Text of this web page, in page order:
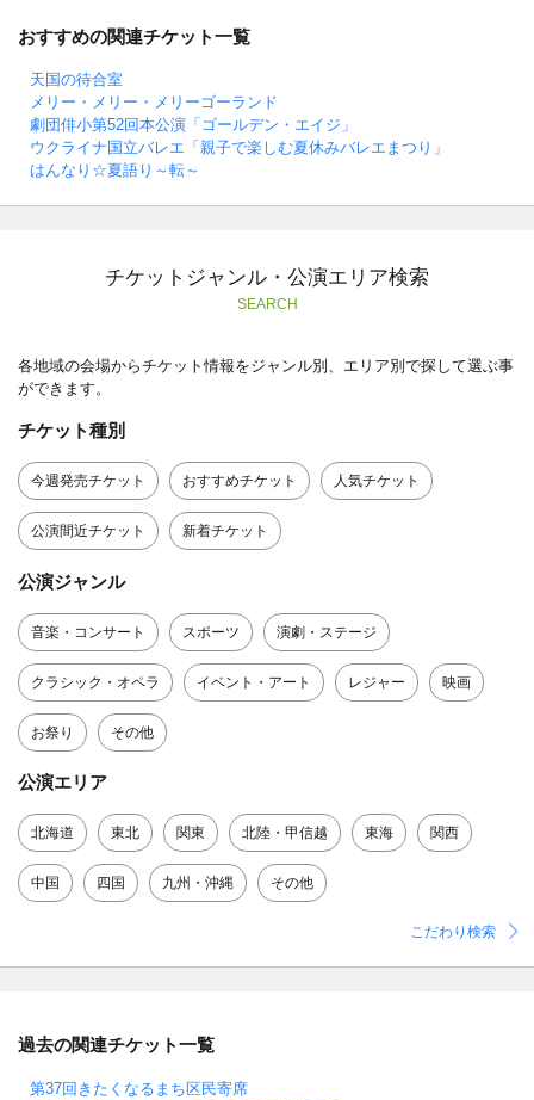
おすすめの関連チケット一覧
天国の待合室
メリー・メリー・メリーゴーランド
劇団俳小第52回本公演「ゴールデン・エイジ」
ウクライナ国立バレエ「親子で楽しむ夏休みバレエまつり」
はんなり☆夏語り～転～
チケットジャンル・公演エリア検索
SEARCH
各地域の会場からチケット情報をジャンル別、エリア別で探して選ぶ事
ができます。
チケット種別
今週発売チケット おすすめチケット 人気チケット
公演間近チケット 新着チケット
公演ジャンル
音楽・コンサート スポーツ 演劇・ステージ
クラシック・オペラ イベント・アート レジャー 映画
お祭り その他
公演エリア
北海道 東北 関東 北陸・甲信越 東海 関西
中国 四国 九州・沖縄 その他
こだわり検索
過去の関連チケット一覧
第37回きたくなるまち区民寄席